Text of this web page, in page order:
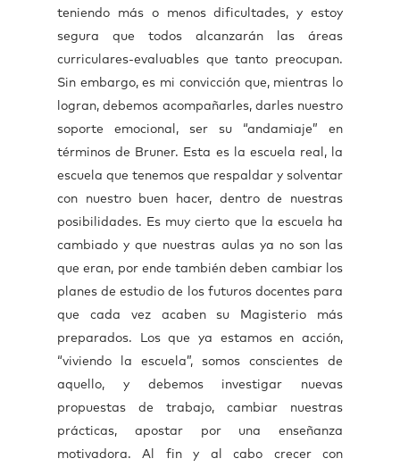
teniendo más o menos dificultades, y estoy
segura que todos alcanzarán las áreas
curriculares-evaluables que tanto preocupan.
Sin embargo, es mi convicción que, mientras lo
logran, debemos acompañarles, darles nuestro
soporte emocional, ser su “andamiaje” en
términos de Bruner. Esta es la escuela real, la
escuela que tenemos que respaldar y solventar
con nuestro buen hacer, dentro de nuestras
posibilidades. Es muy cierto que la escuela ha
cambiado y que nuestras aulas ya no son las
que eran, por ende también deben cambiar los
planes de estudio de los futuros docentes para
que cada vez acaben su Magisterio más
preparados. Los que ya estamos en acción,
“viviendo la escuela”, somos conscientes de
aquello, y debemos investigar nuevas
propuestas de trabajo, cambiar nuestras
prácticas, apostar por una enseñanza
motivadora. Al fin y al cabo crecer con